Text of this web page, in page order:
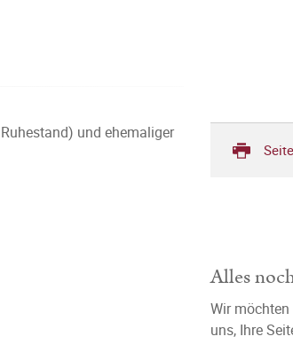
und ehemaliger
Alles
Wir
uns, Ihre